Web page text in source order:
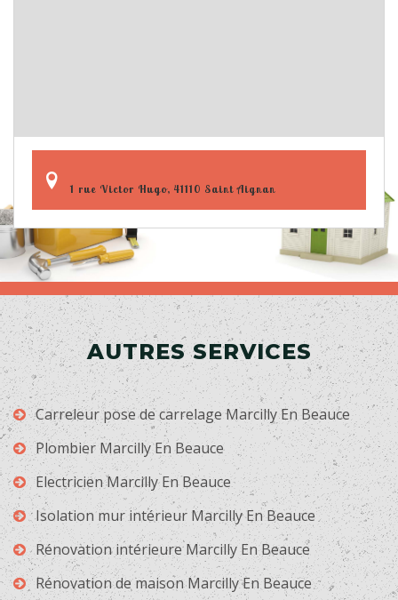
1 rue Victor Hugo, 41110 Saint Aignan
AUTRES SERVICES
Carreleur pose de carrelage Marcilly En Beauce
Plombier Marcilly En Beauce
Electricien Marcilly En Beauce
Isolation mur intérieur Marcilly En Beauce
Rénovation intérieure Marcilly En Beauce
Rénovation de maison Marcilly En Beauce